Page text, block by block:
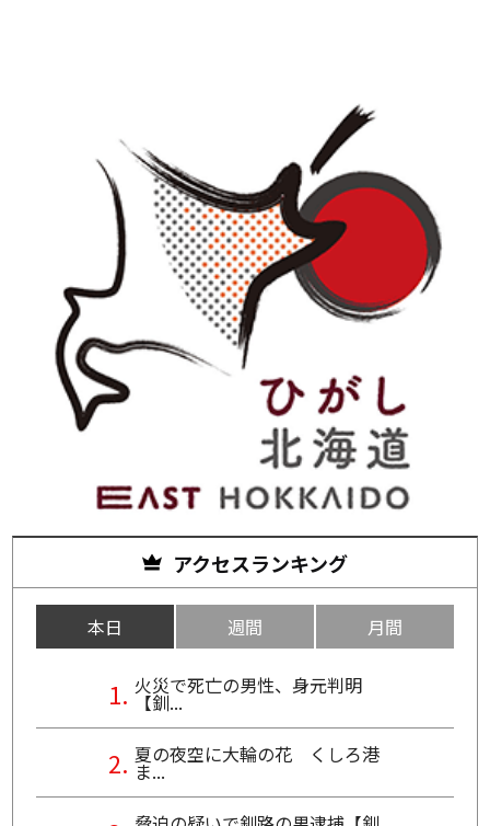
アクセスランキング
本日 週間 月間
火災で死亡の男性、身元判明
【釧...
夏の夜空に大輪の花 くしろ港
ま...